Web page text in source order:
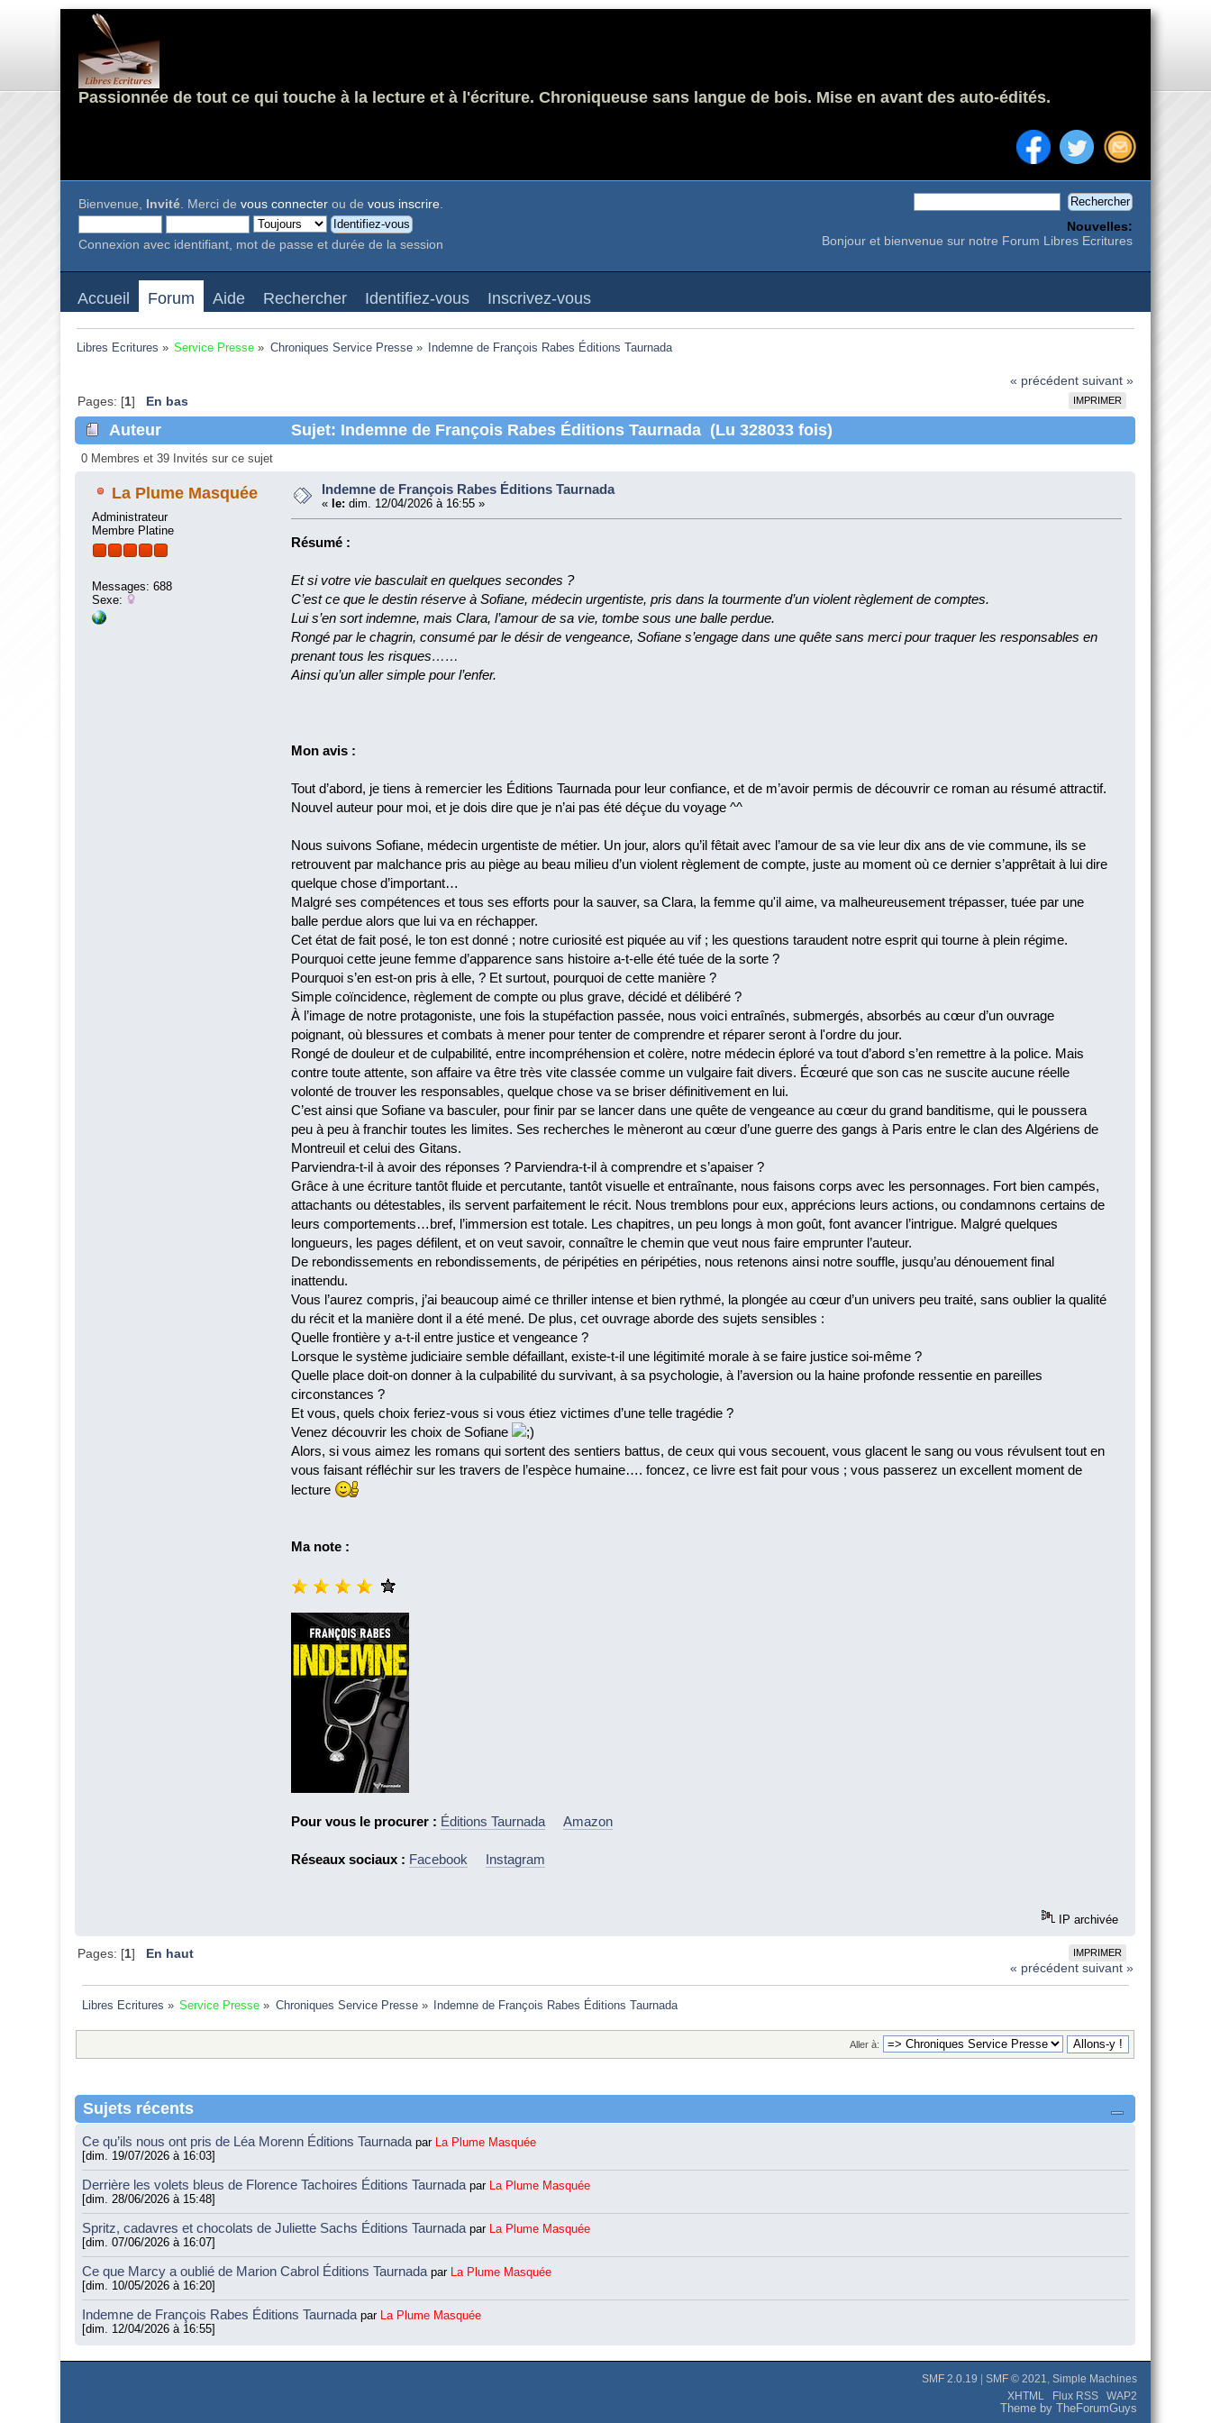
Passionnée de tout ce qui touche à la lecture et à l'écriture. Chroniqueuse sans langue de bois. Mise en avant des auto-édités.
Bienvenue, Invité. Merci devous connecter ou devous inscrire.
Connexion avec identifiant, mot de passe et durée de la session
Nouvelles:
Bonjour et bienvenue sur notre Forum Libres Ecritures
Accueil Forum Aide Rechercher Identifiez-vous Inscrivez-vous
Libres Ecritures » Service Presse » Chroniques Service Presse» Indemne de François Rabes Éditions Taurnada
« précédent suivant »
IMPRIMER
Pages: [1] En bas
Auteur Sujet: Indemne de François Rabes Éditions Taurnada (Lu 328033 fois)
0 Membres et 39 Invités sur ce sujet
La Plume Masquée
Administrateur
Membre Platine
Messages: 688
Sexe:
Indemne de François Rabes Éditions Taurnada
« le: dim. 12/04/2026 à 16:55 »
Résumé :
Et si votre vie basculait en quelques secondes ?
C’est ce que le destin réserve à Sofiane, médecin urgentiste, pris dans la tourmente d’un violent règlement de comptes.
Lui s’en sort indemne, mais Clara, l’amour de sa vie, tombe sous une balle perdue.
Rongé par le chagrin, consumé par le désir de vengeance, Sofiane s’engage dans une quête sans merci pour traquer les responsables en
prenant tous les risques……
Ainsi qu’un aller simple pour l’enfer.
Mon avis :
Tout d’abord, je tiens à remercier les Éditions Taurnada pour leur confiance, et de m’avoir permis de découvrir ce roman au résumé attractif.
Nouvel auteur pour moi, et je dois dire que je n’ai pas été déçue du voyage ^^
Nous suivons Sofiane, médecin urgentiste de métier. Un jour, alors qu’il fêtait avec l’amour de sa vie leur dix ans de vie commune, ils se
retrouvent par malchance pris au piège au beau milieu d’un violent règlement de compte, juste au moment où ce dernier s’apprêtait à lui dire
quelque chose d’important…
Malgré ses compétences et tous ses efforts pour la sauver, sa Clara, la femme qu'il aime, va malheureusement trépasser, tuée par une
balle perdue alors que lui va en réchapper.
Cet état de fait posé, le ton est donné ; notre curiosité est piquée au vif ; les questions taraudent notre esprit qui tourne à plein régime.
Pourquoi cette jeune femme d’apparence sans histoire a-t-elle été tuée de la sorte ?
Pourquoi s’en est-on pris à elle, ? Et surtout, pourquoi de cette manière ?
Simple coïncidence, règlement de compte ou plus grave, décidé et délibéré ?
À l’image de notre protagoniste, une fois la stupéfaction passée, nous voici entraînés, submergés, absorbés au cœur d’un ouvrage
poignant, où blessures et combats à mener pour tenter de comprendre et réparer seront à l'ordre du jour.
Rongé de douleur et de culpabilité, entre incompréhension et colère, notre médecin éploré va tout d’abord s’en remettre à la police. Mais
contre toute attente, son affaire va être très vite classée comme un vulgaire fait divers. Écœuré que son cas ne suscite aucune réelle
volonté de trouver les responsables, quelque chose va se briser définitivement en lui.
C’est ainsi que Sofiane va basculer, pour finir par se lancer dans une quête de vengeance au cœur du grand banditisme, qui le poussera
peu à peu à franchir toutes les limites. Ses recherches le mèneront au cœur d’une guerre des gangs à Paris entre le clan des Algériens de
Montreuil et celui des Gitans.
Parviendra-t-il à avoir des réponses ? Parviendra-t-il à comprendre et s’apaiser ?
Grâce à une écriture tantôt fluide et percutante, tantôt visuelle et entraînante, nous faisons corps avec les personnages. Fort bien campés,
attachants ou détestables, ils servent parfaitement le récit. Nous tremblons pour eux, apprécions leurs actions, ou condamnons certains de
leurs comportements…bref, l’immersion est totale. Les chapitres, un peu longs à mon goût, font avancer l’intrigue. Malgré quelques
longueurs, les pages défilent, et on veut savoir, connaître le chemin que veut nous faire emprunter l’auteur.
De rebondissements en rebondissements, de péripéties en péripéties, nous retenons ainsi notre souffle, jusqu’au dénouement final
inattendu.
Vous l’aurez compris, j’ai beaucoup aimé ce thriller intense et bien rythmé, la plongée au cœur d’un univers peu traité, sans oublier la qualité
du récit et la manière dont il a été mené. De plus, cet ouvrage aborde des sujets sensibles :
Quelle frontière y a-t-il entre justice et vengeance ?
Lorsque le système judiciaire semble défaillant, existe-t-il une légitimité morale à se faire justice soi-même ?
Quelle place doit-on donner à la culpabilité du survivant, à sa psychologie, à l’aversion ou la haine profonde ressentie en pareilles
circonstances ?
Et vous, quels choix feriez-vous si vous étiez victimes d’une telle tragédie ?
Venez découvrir les choix de Sofiane
Alors, si vous aimez les romans qui sortent des sentiers battus, de ceux qui vous secouent, vous glacent le sang ou vous révulsent tout en
vous faisant réfléchir sur les travers de l’espèce humaine…. foncez, ce livre est fait pour vous ; vous passerez un excellent moment de
lecture
Ma note :
Pour vous le procurer : Éditions Taurnada Amazon
Réseaux sociaux : Facebook Instagram
IP archivée
IMPRIMER
Pages: [1]
En haut
« précédent suivant »
Libres Ecritures » Service Presse » Chroniques Service Presse» Indemne de François Rabes Éditions Taurnada
Aller à:
Sujets récents
Ce qu’ils nous ont pris de Léa Morenn Éditions Taurnada par La Plume Masquée
[dim. 19/07/2026 à 16:03]
Derrière les volets bleus de Florence Tachoires Éditions Taurnada par La Plume Masquée
[dim. 28/06/2026 à 15:48]
Spritz, cadavres et chocolats de Juliette Sachs Éditions Taurnada par La Plume Masquée
[dim. 07/06/2026 à 16:07]
Ce que Marcy a oublié de Marion Cabrol Éditions Taurnada par La Plume Masquée
[dim. 10/05/2026 à 16:20]
Indemne de François Rabes Éditions Taurnada par La Plume Masquée
[dim. 12/04/2026 à 16:55]
SMF 2.0.19 SMF © 2021, Simple Machines
XHTML
Flux RSS
WAP2
Theme by TheForumGuys